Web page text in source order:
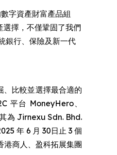
字資產財富產品組
擇，不僅鞏固了我們
銀行、保險及新一代
比較並選擇最合適的
平台 MoneyHero、
為 Jirnexu Sdn. Bhd.
年 6 月 30日止 3 個
商人、盈科拓展集團